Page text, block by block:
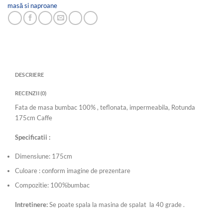
masă si naproane
DESCRIERE
RECENZII (0)
Fata de masa bumbac 100% , teflonata, impermeabila, Rotunda
175cm Caffe
Specificatii :
Dimensiune: 175cm
Culoare : conform imagine de prezentare
Compozitie: 100%bumbac
Intretinere:Se poate spala la masina de spalat la 40 grade .